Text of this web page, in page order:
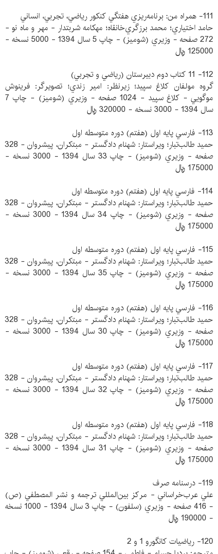
111- همراه من: برنامه‌ريزي هفتگي كنكور رياضي، تجربي، انساني
حامد اختياري؛ محمد برزگري‌خانقاه؛ مهكامه شربتدار - مهر و ماه نو -
272 صفحه - وزيري (شوميز) - چاپ 5 سال 1394 - 5000 نسخه -
125000 ريال
112- 11 كتاب دوم دبيرستان (رياضي و تجربي)
گروه مولفان كلاغ سپيد؛ زيرنظر: امير زندي؛ تصويرگر: فرينوش
موگويي - كلاغ سپيد - 1024 صفحه - وزيري (شوميز) - چاپ 7
سال 1394 - 3000 نسخه - 320000 ريال
113- فارسي پايه‌ اول (هفتم) دوره‌ متوسطه‌ اول
حميد طالب‌تبار؛ ويراستار: شهنام دادگستر - مبتكران، پيشروان - 328
صفحه - وزيري (شوميز) - چاپ 33 سال 1394 - 3000 نسخه -
175000 ريال
114- فارسي پايه‌ اول (هفتم) دوره‌ متوسطه‌ اول
حميد طالب‌تبار؛ ويراستار: شهنام دادگستر - مبتكران، پيشروان - 328
صفحه - وزيري (شوميز) - چاپ 34 سال 1394 - 3000 نسخه -
175000 ريال
115- فارسي پايه‌ اول (هفتم) دوره‌ متوسطه‌ اول
حميد طالب‌تبار؛ ويراستار: شهنام دادگستر - مبتكران، پيشروان - 328
صفحه - وزيري (شوميز) - چاپ 35 سال 1394 - 3000 نسخه -
175000 ريال
116- فارسي پايه‌ اول (هفتم) دوره‌ متوسطه‌ اول
حميد طالب‌تبار؛ ويراستار: شهنام دادگستر - مبتكران، پيشروان - 328
صفحه - وزيري (شوميز) - چاپ 30 سال 1394 - 3000 نسخه -
175000 ريال
117- فارسي پايه‌ اول (هفتم) دوره‌ متوسطه‌ اول
حميد طالب‌تبار؛ ويراستار: شهنام دادگستر - مبتكران، پيشروان - 328
صفحه - وزيري (شوميز) - چاپ 32 سال 1394 - 3000 نسخه -
175000 ريال
118- فارسي پايه‌ اول (هفتم) دوره‌ متوسطه‌ اول
حميد طالب‌تبار؛ ويراستار: شهنام دادگستر - مبتكران، پيشروان - 328
صفحه - وزيري (شوميز) - چاپ 31 سال 1394 - 3000 نسخه -
175000 ريال
119- درسنامه صرف
علي عرب‌خراساني - مركز بين‌المللي ترجمه و نشر المصطفي (ص)
- 416 صفحه - وزيري (سلفون) - چاپ 3 سال 1394 - 1000 نسخه
- 190000 ريال
120- رياضيات كانگورو 1 و 2